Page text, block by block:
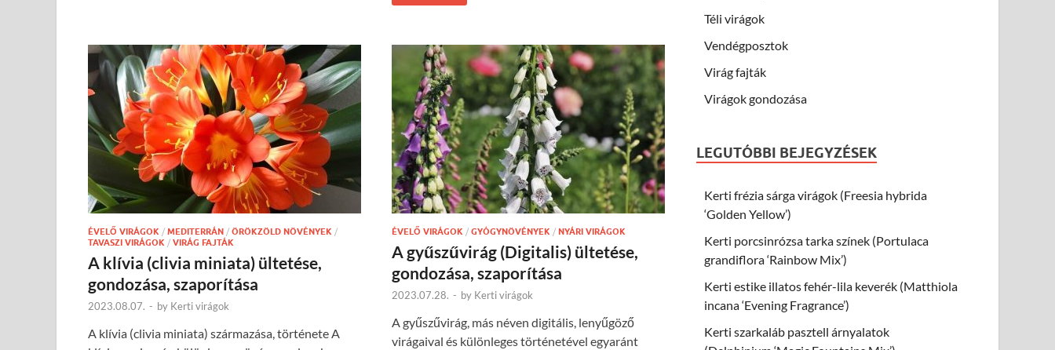
ÉVELŐ VIRÁGOK / MEDITERRÁN / ÖRÖKZÖLD NÖVÉNYEK /
TAVASZI VIRÁGOK / VIRÁG FAJTÁK
A klívia (clivia miniata) ültetése,
gondozása, szaporítása
2023.08.07. - by Kerti virágok
A klívia (clivia miniata) származása, története A
ÉVELŐ VIRÁGOK / GYÓGYNÖVÉNYEK / NYÁRI VIRÁGOK
A gyűszűvirág (Digitalis) ültetése,
gondozása, szaporítása
2023.07.28. - by Kerti virágok
A gyűszűvirág, más néven digitális, lenyűgöző
virágaival és különleges történetével egyaránt
Téli virágok
Vendégposztok
Virág fajták
Virágok gondozása
LEGUTÓBBI BEJEGYZÉSEK
Kerti frézia sárga virágok (Freesia hybrida
‘Golden Yellow’)
Kerti porcsinrózsa tarka színek (Portulaca
grandiflora ‘Rainbow Mix’)
Kerti estike illatos fehér-lila keverék (Matthiola
incana ‘Evening Fragrance’)
Kerti szarkaláb pasztell árnyalatok